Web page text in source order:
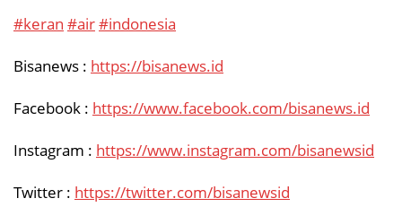
#keran #air#indonesia
Bisanews : https://bisanews.id
Facebook : https://www.facebook.com/bisanews.id
Instagram : https://www.instagram.com/bisanewsid
Twitter : https://twitter.com/bisanewsid